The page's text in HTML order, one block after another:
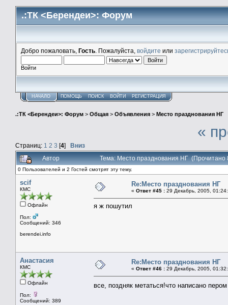
.:ТК <Берендеи>: Форум
Добро пожаловать, Гость . Пожалуйста, войдите или
Войти
НАЧАЛО ПОМОЩЬ ПОИСК ВОЙТИ РЕГИСТРАЦИЯ
.:ТК <Берендеи>: Форум > Общая > Объявления > Место празднования НГ
Страниц: 1 2 3 [4] Вниз
«
Автор Тема: Место празднования НГ (Прочитано
0 Пользователей и 2 Гостей смотрят эту тему.
scif
КМС
Офлайн
Пол:
Сообщений: 346
berendei.info
Re:Место празднования НГ
« Ответ #45 : 29 Декабрь, 2005,
я ж пошутил
Анастасия
КМС
Офлайн
Пол:
Сообщений: 389
Re:Место празднования НГ
« Ответ #46 : 29 Декабрь, 2005,
все, поздняк метаться!что написано